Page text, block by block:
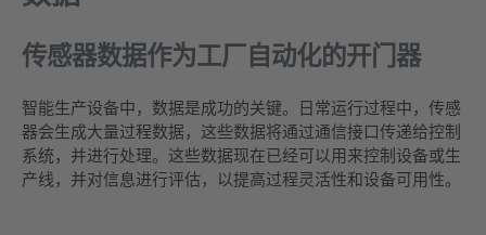
传感器数据作为工厂自动化的开门器
智能生产设备中，数据是成功的关键。日常运行过程中，传感
器会生成大量过程数据，这些数据将通过通信接口传递给控制
系统，并进行处理。这些数据现在已经可以用来控制设备或生
产线，并对信息进行评估，以提高过程灵活性和设备可用性。